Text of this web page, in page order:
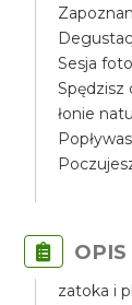
Sesja
Spędzisz
łonie
zatoka i